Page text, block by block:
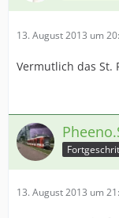
13. August 2013 um
Vermutlich das St.
13. August 2013 um